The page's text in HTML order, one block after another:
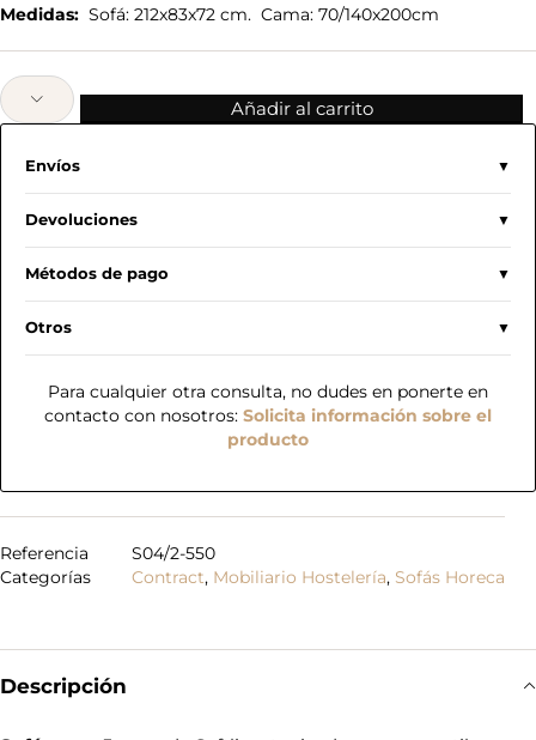
Medidas: Sofá: 212x83x72 cm. Cama: 70/140x200cm
Añadir al carrito
Envíos
Devoluciones
Métodos de pago
Otros
Para cualquier otra consulta, no dudes en ponerte en
contacto con nosotros: Solicita información sobre el
producto
Referencia
S04/2-550
Categorías
Contract, Mobiliario Hostelería, Sofás Horeca
Descripción